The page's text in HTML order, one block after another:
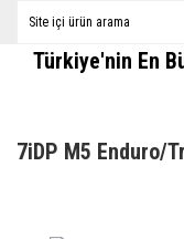
Türkiye'nin En
7iDP M5 Enduro/